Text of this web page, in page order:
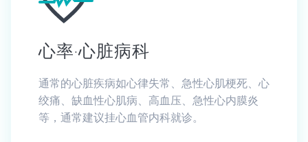
心率·心脏病科
通常的心脏疾病如心律失常、急性心肌梗死、心
绞痛、缺血性心肌病、高血压、急性心内膜炎
等，通常建议挂心血管内科就诊。